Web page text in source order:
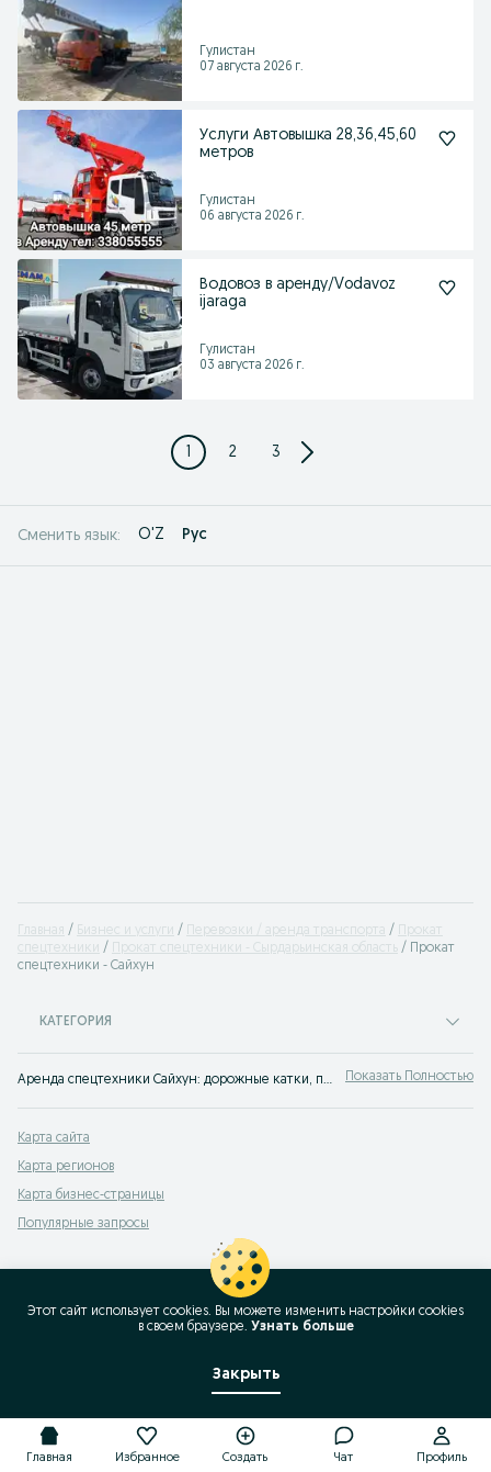
Гулистан
07 августа 2026 г.
Услуги Автовышка 28,36,45,60
метров
Гулистан
06 августа 2026 г.
Водовоз в аренду/Vodavoz
ijaraga
Гулистан
03 августа 2026 г.
1 2 3
Сменить язык: O'Z Рус
Главная Бизнес и услуги Перевозки / аренда транспорта
Прокат
спецтехники
Прокат спецтехники - Сырдарьинская область
Прокат
спецтехники - Сайхун
КАТЕГОРИЯ
Аренда спецтехники Сайхун: дорожные катки, погрузчики и другие виды спецоборудования ✔️ Большой выбор техники для разных задач на OLX.uz! Показать Полностью
Карта сайта
Карта регионов
Карта бизнес-страницы
Популярные запросы
Главная Избранное Создать Чат Профиль
Этот сайт использует cookies. Вы можете изменить настройки cookies
в своeм браузере. Узнать больше
Закрыть